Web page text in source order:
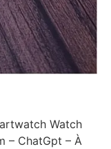
Watch
– ChatGpt – À